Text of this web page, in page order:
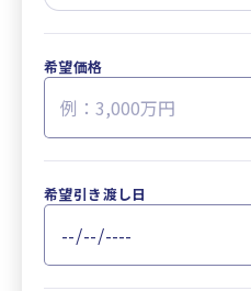
希望価格
希望引き渡し日